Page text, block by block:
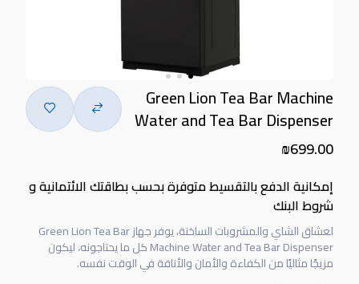
Green Lion Tea Bar Machine
Water and Tea Bar Dispenser
₪699.00
إمكانية الدفع بالتقسيط متوفرة بحسب بطاقتك الائتمانية و
شروط البنك
لعشاق الشاي والمشروبات الساخنة، يوفر جهاز Green Lion Tea Bar
Machine Water and Tea Bar Dispenser كل ما يحتاجونه، ليكون
مزيجًا مثاليًا من الكفاءة والأمان والأناقة في الوقت نفسه.